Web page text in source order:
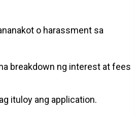
o harassment sa
breakdown ng interest at fees
ituloy ang application.